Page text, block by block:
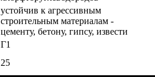
устойчив к агрессивным
строительным материалам -
цементу, бетону, гипсу, извести
Г1
25